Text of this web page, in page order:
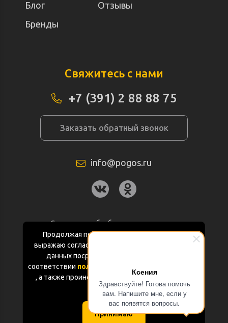
Ксения
Здравствуйте! Готова помочь
вам. Напишите мне, если у
вас появятся вопросы.
Продолжая пользоваться данным сайтом
выражаю согласие на обработку персональных
данных посредством Яндекс.Метрика в
соответствии политикой конфиденциальности
, а также проинформирован об использовании
Cookie-файлов
Принимаю
Блог
Отзывы
Бренды
Свяжитесь с нами
+7 (391) 2 88 88 75
Заказать обратный звонок
info@pogos.ru
Согласие на обработку персональных
данных
Политика конфиденциальности
Документация
Карта сайта